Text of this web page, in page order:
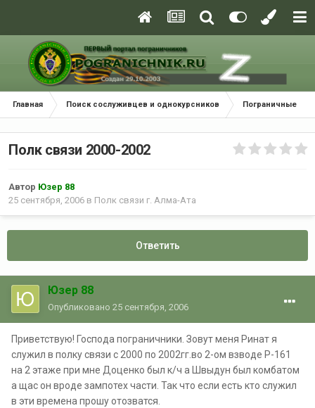
Главная Поиск сослуживцев и однокурсников Пограничные
Полк связи 2000-2002
Автор Юзер 88
25 сентября, 2006 в Полк связи г. Алма-Ата
Ответить
Юзер 88
Опубликовано 25 сентября, 2006
Приветствую! Господа пограничники. Зовут меня Ринат я
служил в полку связи с 2000 по 2002гг.во 2-ом взводе Р-161
на 2 этаже при мне Доценко был к/ч а Швыдун был комбатом
а щас он вроде зампотех части. Так что если есть кто служил
в эти времена прошу отозватся.